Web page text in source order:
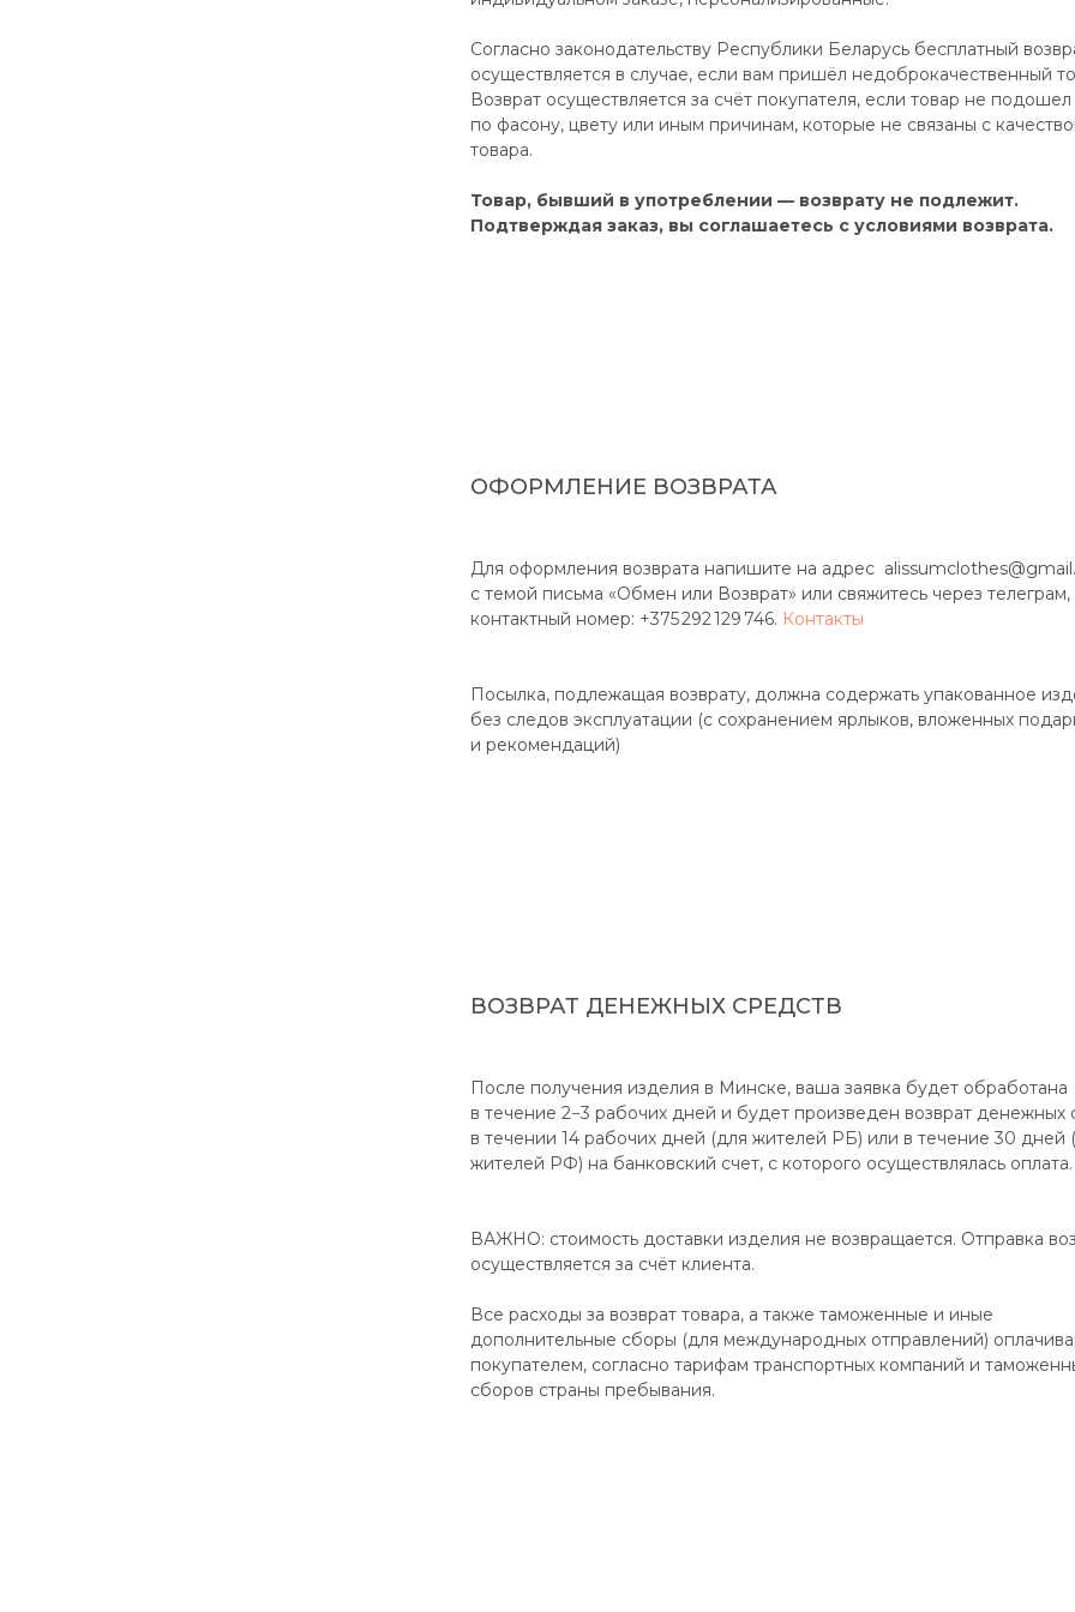
Согласно законодательству Республики Беларусь бесплатный
осуществляется в случае, если вам пришёл недоброкачественный
Возврат осуществляется за счёт покупателя, если товар не подошел
по фасону, цвету или иным причинам, которые не связаны с
товара.
Товар, бывший в употреблении — возврату не подлежит.
Подтверждая заказ, вы соглашаетесь с условиями возврата.
ОФОРМЛЕНИЕ ВОЗВРАТА
Для оформления возврата напишите на адрес
с темой письма «Обмен или Возврат» или свяжитесь через телеграм,
контактный номер: +375 292 129 746. Контакты
Посылка, подлежащая возврату, должна содержать упакованное
без следов эксплуатации (с сохранением ярлыков, вложенных
и рекомендаций)
ВОЗВРАТ ДЕНЕЖНЫХ СРЕДСТВ
После получения изделия в Минске, ваша заявка будет обработана
в течение 2−3 рабочих дней и будет произведен возврат денежных
в течении 14 рабочих дней (для жителей РБ) или в течение 30 дней
жителей РФ) на банковский счет, с которого осуществлялась оплата.
ВАЖНО: стоимость доставки изделия не возвращается. Отправка
осуществляется за счёт клиента.
Все расходы за возврат товара, а также таможенные и иные
дополнительные сборы (для международных отправлений)
покупателем, согласно тарифам транспортных компаний и
сборов страны пребывания.